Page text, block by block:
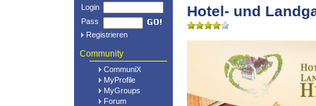
Login
Pass
Registrieren
Community
CommuniX
MyProfile
MyGroups
Forum
Hotel- und